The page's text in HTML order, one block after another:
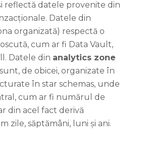
reflectă datele provenite din
Datele din
organizată) respectă o
cum ar fi Data Vault,
Datele din analytics zone
de obicei, organizate în
în star schemas, unde
cum ar fi numărul de
din acel fact derivă
zile, săptămâni, luni și ani.